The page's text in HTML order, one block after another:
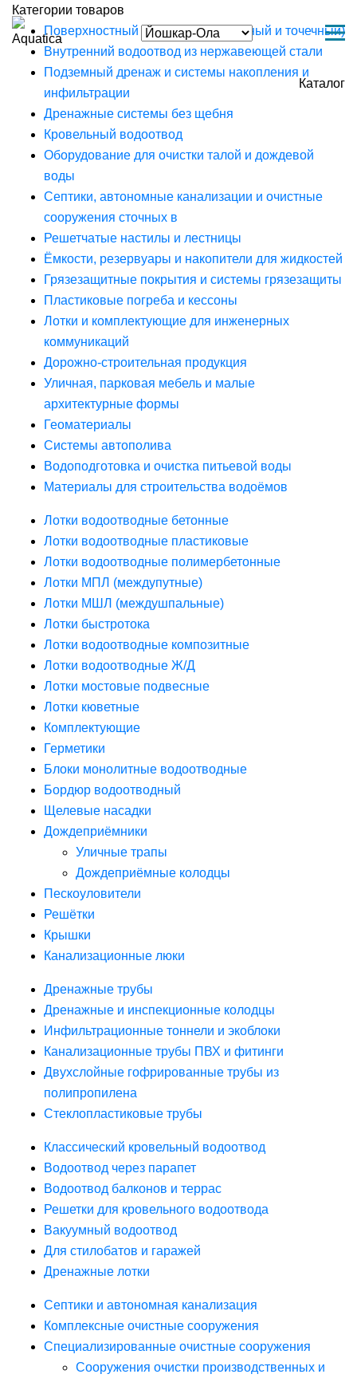
Каталог
Категории товаров
Поверхностный водоотвод (линейный и точечный)
Внутренний водоотвод из нержавеющей стали
Подземный дренаж и системы накопления и
инфильтрации
Дренажные системы без щебня
Кровельный водоотвод
Оборудование для очистки талой и дождевой
воды
Септики, автономные канализации и очистные
сооружения сточных в
Решетчатые настилы и лестницы
Ёмкости, резервуары и накопители для жидкостей
Грязезащитные покрытия и системы грязезащиты
Пластиковые погреба и кессоны
Лотки и комплектующие для инженерных
коммуникаций
Дорожно-строительная продукция
Уличная, парковая мебель и малые
архитектурные формы
Геоматериалы
Системы автополива
Водоподготовка и очистка питьевой воды
Материалы для строительства водоёмов
Лотки водоотводные бетонные
Лотки водоотводные пластиковые
Лотки водоотводные полимербетонные
Лотки МПЛ (междупутные)
Лотки МШЛ (междушпальные)
Лотки быстротока
Лотки водоотводные композитные
Лотки водоотводные Ж/Д
Лотки мостовые подвесные
Лотки кюветные
Комплектующие
Герметики
Блоки монолитные водоотводные
Бордюр водоотводный
Щелевые насадки
Дождеприёмники
Уличные трапы
Дождеприёмные колодцы
Пескоуловители
Решётки
Крышки
Канализационные люки
Дренажные трубы
Дренажные и инспекционные колодцы
Инфильтрационные тоннели и экоблоки
Канализационные трубы ПВХ и фитинги
Двухслойные гофрированные трубы из
полипропилена
Стеклопластиковые трубы
Классический кровельный водоотвод
Водоотвод через парапет
Водоотвод балконов и террас
Решетки для кровельного водоотвода
Вакуумный водоотвод
Для стилобатов и гаражей
Дренажные лотки
Септики и автономная канализация
Комплексные очистные сооружения
Специализированные очистные сооружения
Сооружения очистки производственных и